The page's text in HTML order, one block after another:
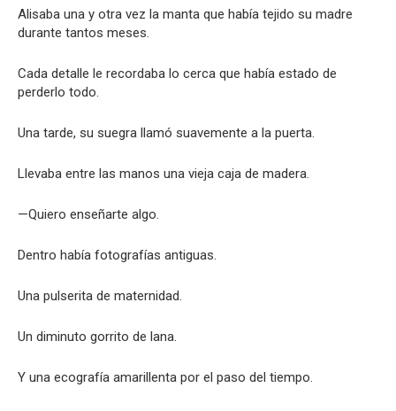
Alisaba una y otra vez la manta que había tejido su madre
durante tantos meses.
Cada detalle le recordaba lo cerca que había estado de
perderlo todo.
Una tarde, su suegra llamó suavemente a la puerta.
Llevaba entre las manos una vieja caja de madera.
—Quiero enseñarte algo.
Dentro había fotografías antiguas.
Una pulserita de maternidad.
Un diminuto gorrito de lana.
Y una ecografía amarillenta por el paso del tiempo.